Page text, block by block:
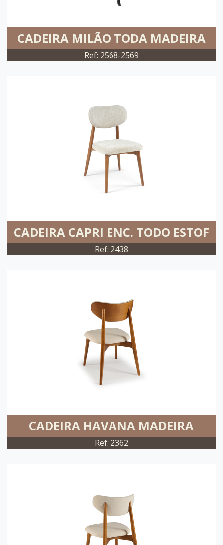
CADEIRA MILÃO TODA MADEIRA
Ref: 2568-2569
CADEIRA CAPRI ENC. TODO ESTOF
Ref: 2438
CADEIRA HAVANA MADEIRA
Ref: 2362